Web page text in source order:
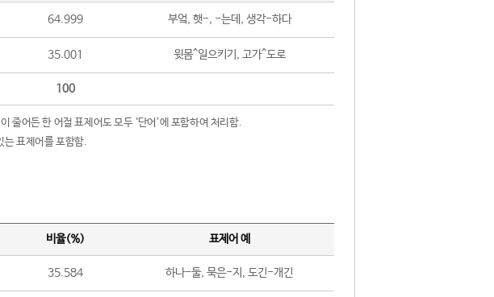
64.999 부엌, 햇-, -는데, 생각-하다
35.001 윗몸^일으키기, 고가^도로
100
줄어든 한 어절 표제어도 모두 ‘단어’에 포함하여 처리함.
는 표제어를 포함함.
비율(%) 표제어 예
35.584 하나-둘, 묵은-지, 도긴-개긴